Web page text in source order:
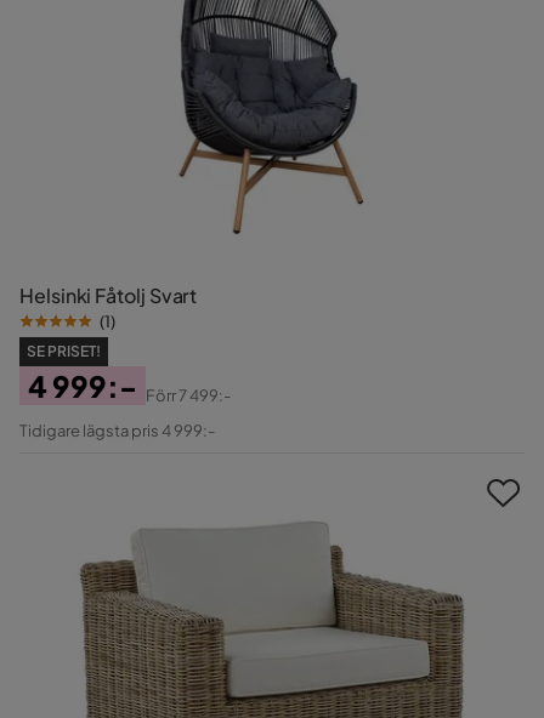
Helsinki Fåtolj Svart
(1)
SE PRISET!
Pris
4 999:-
Original
Förr7 499:-
Tidigare lägsta pris 4 999:-